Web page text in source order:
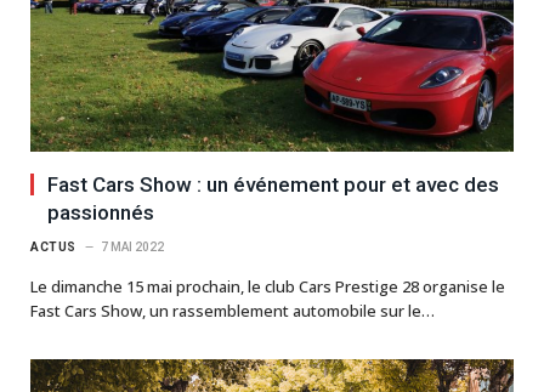
Fast Cars Show : un événement pour et avec des
passionnés
ACTUS 7 MAI 2022
Le dimanche 15 mai prochain, le club Cars Prestige 28 organise le
Fast Cars Show, un rassemblement automobile sur le…